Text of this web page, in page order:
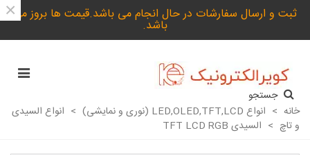
ثبت و ارسال سفارشات در حال انجام می باشد.قیمت ها بروز می
باشد.
×
جستجو
خانه > انواع LED,OLED,TFT,LCD (نوری و نمایشی) > انواع السیدی
و تاچ > السیدی TFT LCD RGB